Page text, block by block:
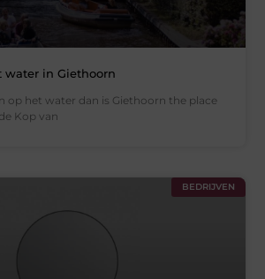
water in Giethoorn
op het water dan is Giethoorn the place
Kop van
BEDRIJVEN